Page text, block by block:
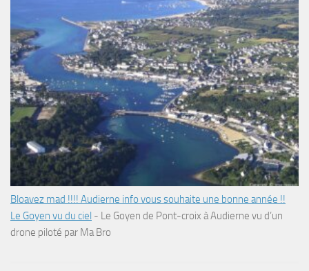
Bloavez mad !!!! Audierne info vous souhaite une bonne année !!
Le Goyen vu du ciel - Le Goyen de Pont-croix à Audierne vu d’un
drone piloté par Ma Bro